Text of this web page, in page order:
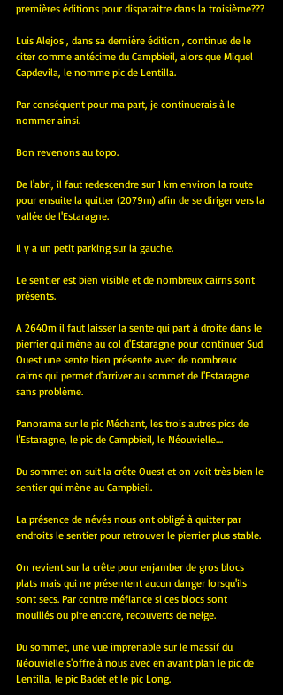
premières éditions pour disparaitre dans la troisième???
Luis Alejos , dans sa dernière édition , continue de le
citer comme antécime du Campbieil, alors que Miquel
Capdevila, le nomme pic de Lentilla.
Par conséquent pour ma part, je continuerais à le
nommer ainsi.
Bon revenons au topo.
De l'abri, il faut redescendre sur 1 km environ la route
pour ensuite la quitter (2079m) afin de se diriger vers la
vallée de l'Estaragne.
Il y a un petit parking sur la gauche.
Le sentier est bien visible et de nombreux cairns sont
présents.
A 2640m il faut laisser la sente qui part à droite dans le
pierrier qui mène au col d'Estaragne pour continuer Sud
Ouest une sente bien présente avec de nombreux
cairns qui permet d'arriver au sommet de l'Estaragne
sans problème.
Panorama sur le pic Méchant, les trois autres pics de
l'Estaragne, le pic de Campbieil, le Néouvielle....
Du sommet on suit la crête Ouest et on voit très bien le
sentier qui mène au Campbieil.
La présence de névés nous ont obligé à quitter par
endroits le sentier pour retrouver le pierrier plus stable.
On revient sur la crête pour enjamber de gros blocs
plats mais qui ne présentent aucun danger lorsqu'ils
sont secs. Par contre méfiance si ces blocs sont
mouillés ou pire encore, recouverts de neige.
Du sommet, une vue imprenable sur le massif du
Néouvielle s'offre à nous avec en avant plan le pic de
Lentilla, le pic Badet et le pic Long.